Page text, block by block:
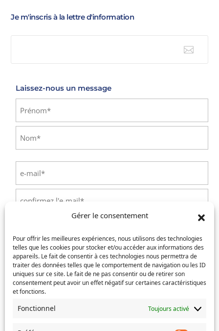
Gérer le consentement
Pour offrir les meilleures expériences, nous utilisons des technologies
telles que les cookies pour stocker et/ou accéder aux informations des
appareils. Le fait de consentir à ces technologies nous permettra de
traiter des données telles que le comportement de navigation ou les ID
uniques sur ce site. Le fait de ne pas consentir ou de retirer son
consentement peut avoir un effet négatif sur certaines caractéristiques
et fonctions.
Fonctionnel Toujours activé
Je m'inscris à la lettre d'information

Laissez-nous un message
mail
un
mail
Service concerné (Nécessaire)
Si votre demande concerne des actes de naissance et/ou
de mariage, choisissez l'Etat-Civil comme service